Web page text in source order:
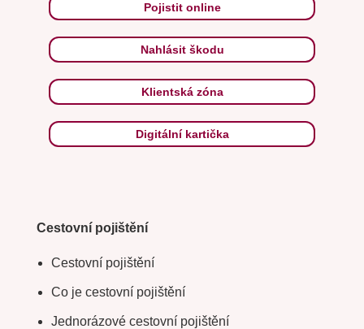
Pojistit online
Nahlásit škodu
Klientská zóna
Digitální kartička
Cestovní pojištění
Cestovní pojištění
Co je cestovní pojištění
Jednorázové cestovní pojištění